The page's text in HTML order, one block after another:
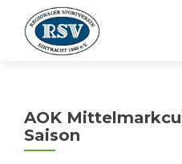
AOK
Saison